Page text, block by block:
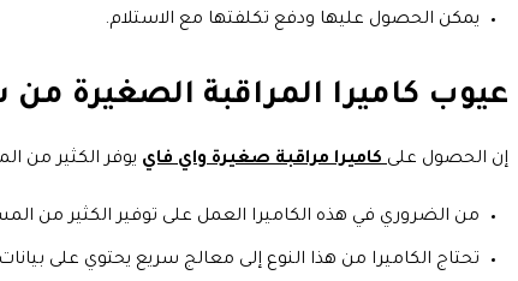
يمكن الحصول عليها ودفع تكلفتها مع الاستلام.
عيوب كاميرا المراقبة الصغيرة
إن الحصول على كاميرا مراقبة صغيرة واي فاي يوفر الكثير من
من الضروري في هذه الكاميرا العمل على توفير الكثير من
تحتاج الكاميرا من هذا النوع إلى معالج سريع يحتوي على